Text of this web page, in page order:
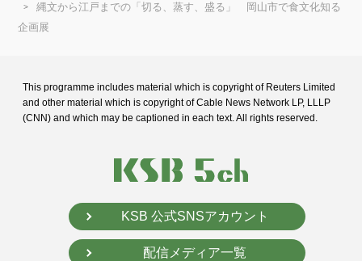
縄文から江戸までの「切る、蒸す、盛る」 岡山市で食文化知る
企画展
This programme includes material which is copyright of Reuters Limited
and other material which is copyright of Cable News Network LP, LLLP
(CNN) and which may be captioned in each text. All rights reserved.
KSB 公式SNSアカウント
配信メディア一覧